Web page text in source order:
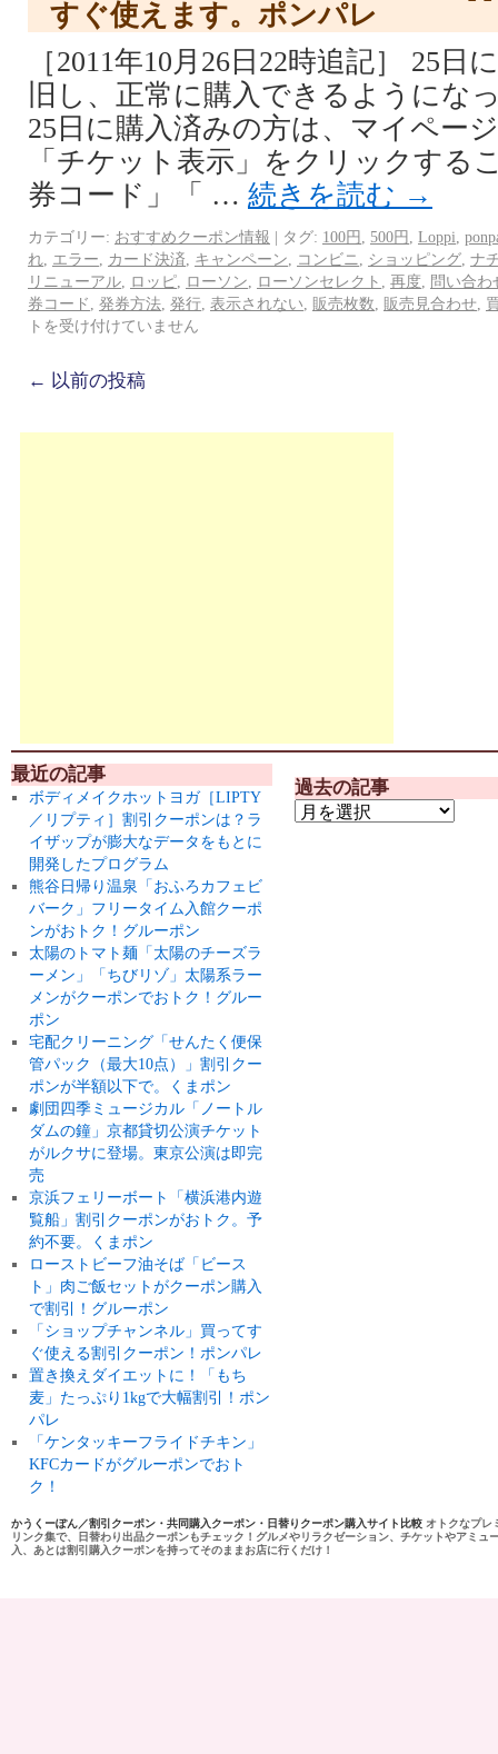
すぐ使えます。ポンパレ
［2011年10月26日22時追記］ 25日
旧し、正常に購入できるようにな
25日に購入済みの方は、マイペー
「チケット表示」をクリックする
券コード」「 … 続きを読む →
カテゴリー: おすすめクーポン情報 | タグ: 100円 500円 Loppi
れ エラー カード決済 キャンペーン コンビニ ショッピング ナ
リニューアル
ロッピ ローソン ローソンセレクト 再度
問い合わ
券コード
発券方法 発行 表示されない 販売枚数 販売見合わせ
トを受け付けていません
← 以前の投稿
最近の記事
ボディメイクホットヨガ［LIPTY
／リプティ］割引クーポンは？ラ
イザップが膨大なデータをもとに
開発したプログラム
熊谷日帰り温泉「おふろカフェビ
バーク」フリータイム入館クーポ
ンがおトク！グルーポン
太陽のトマト麺「太陽のチーズラ
ーメン」「ちびリゾ」太陽系ラー
メンがクーポンでおトク！グルー
ポン
宅配クリーニング「せんたく便保
管パック（最大10点）」割引クー
ポンが半額以下で。くまポン
劇団四季ミュージカル「ノートル
ダムの鐘」京都貸切公演チケット
がルクサに登場。東京公演は即完
売
京浜フェリーボート「横浜港内遊
覧船」割引クーポンがおトク。予
約不要。くまポン
ローストビーフ油そば「ビース
ト」肉ご飯セットがクーポン購入
で割引！グルーポン
「ショップチャンネル」買ってす
ぐ使える割引クーポン！ポンパレ
置き換えダイエットに！「もち
麦」たっぷり1kgで大幅割引！ポン
パレ
「ケンタッキーフライドチキン」
KFCカードがグルーポンでおト
ク！
過去の記事
かうくーぽん／割引クーポン・共同購入クーポン・日替りクーポン購入サイト比較 オトクなプレ
リンク集で、日替わり出品クーポンもチェック！グルメやリラクゼーション、チケットやアミ
入、あとは割引購入クーポンを持ってそのままお店に行くだけ！